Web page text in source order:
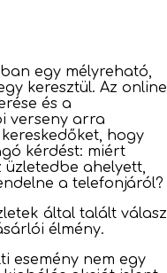
egy mélyreható,
keresztül. Az online
és a
verseny arra
hogy
kérdést: miért
üzletedbe ahelyett,
a telefonjáról?
által talált válasz
élmény.
esemény nem egy